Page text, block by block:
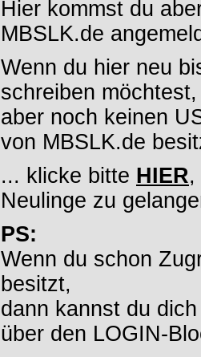
Hier kommst du
MBSLK.de
Wenn du hier neu
schreiben möchtest,
aber noch keinen
von MBSLK.de
... klicke bitte HIER,
Neulinge zu
PS:
Wenn du schon
besitzt,
dann kannst du
über den LOGIN-